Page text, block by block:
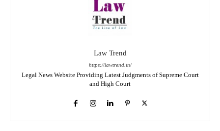
Law Trend
https://lawtrend.in/
Legal News Website Providing Latest Judgments of Supreme Court
and High Court